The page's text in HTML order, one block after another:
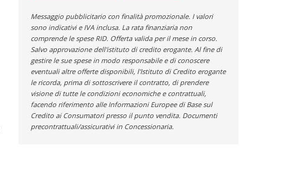
Messaggio pubblicitario con finalità promozionale. I valori
sono indicativi e IVA inclusa. La rata finanziaria non
comprende le spese RID. Offerta valida per il mese in corso.
Salvo approvazione dell'istituto di credito erogante. Al fine di
gestire le sue spese in modo responsabile e di conoscere
eventuali altre offerte disponibili, l'Istituto di Credito erogante
le ricorda, prima di sottoscrivere il contratto, di prendere
visione di tutte le condizioni economiche e contrattuali,
facendo riferimento alle Informazioni Europee di Base sul
Credito ai Consumatori presso il punto vendita. Documenti
precontrattuali/assicurativi in Concessionaria.